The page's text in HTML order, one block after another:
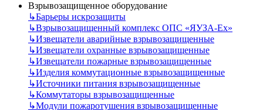
Взрывозащищенное оборудование
↳Барьеры искрозащиты
↳Взрывозащищенный комплекс ОПС «ЯУЗА-Ех»
↳Извещатели аварийные взрывозащищенные
↳Извещатели охранные взрывозащищенные
↳Извещатели пожарные взрывозащищенные
↳Изделия коммутационные взрывозащищенные
↳Источники питания взрывозащищенные
↳Коммутаторы взрывозащищенные
↳Модули пожаротушения взрывозащищенные